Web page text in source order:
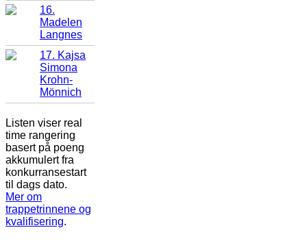
16.
Madelen
Langnes
17. Kajsa
Simona
Krohn-
Mönnich
Listen viser real
time rangering
basert på poeng
akkumulert fra
konkurransestart
til dags dato.
Mer om
trappetrinnene og
kvalifisering.